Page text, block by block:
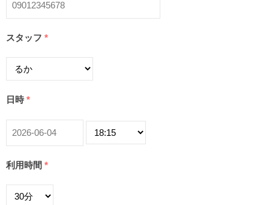
スタッフ *
日時 *
利用時間 *